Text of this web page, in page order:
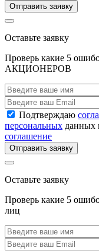
Отправить заявку
Оставьте заявку
Проверь какие 5
АКЦИОНЕРОВ
Подтверждаю
персональных данных
соглашение
Отправить заявку
Оставьте заявку
Проверь какие 5
лиц